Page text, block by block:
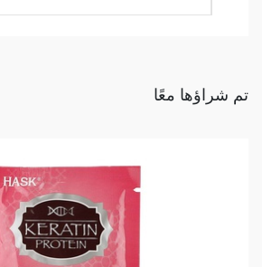
تم شراؤها معًا